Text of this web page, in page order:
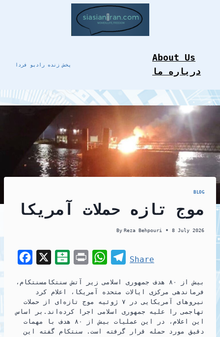
پخش زنده رادیو فردا
About Us
درباره ما
BLOG
موج تازه حملات آمریکا
By Reza Behpouri 8 July 2026
c
e
b
o
l
a
t
a
i
n
t
a
t
s
A
T
l
g
Share
بیش از ۸۰ هدف جمهوری اسلامی زیر آتش سنتکامسنتکام،
فرماندهی مرکزی ایالات متحده آمریکا، اعلام کرد
نیروهای آمریکایی در ۷ ژوئیه موج تازه‌ای از حملات
تهاجمی را علیه جمهوری اسلامی اجرا کرده‌اند.بر اساس
این اعلام، در این عملیات بیش از ۸۰ هدف با مهمات
دقیق مورد حمله قرار گرفته است. سنتکام گفته این